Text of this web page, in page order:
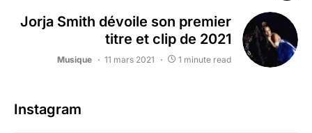
Jorja Smith dévoile son premier
titre et clip de 2021
Musique 11 mars 2021 1 minute read
Instagram